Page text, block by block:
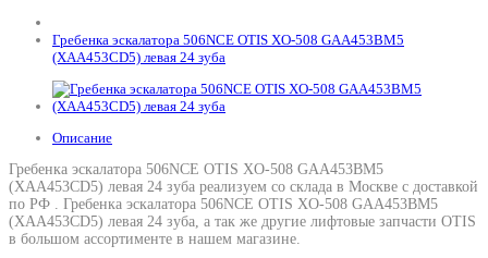
Гребенка эскалатора 506NCE OTIS XO-508 GAA453BM5
(XAA453CD5) левая 24 зуба
Описание
Гребенка эскалатора 506NCE OTIS XO-508 GAA453BM5
(XAA453CD5) левая 24 зуба реализуем со склада в Москве с доставкой
по РФ . Гребенка эскалатора 506NCE OTIS XO-508 GAA453BM5
(XAA453CD5) левая 24 зуба, а так же другие лифтовые запчасти OTIS
в большом ассортименте в нашем магазине.